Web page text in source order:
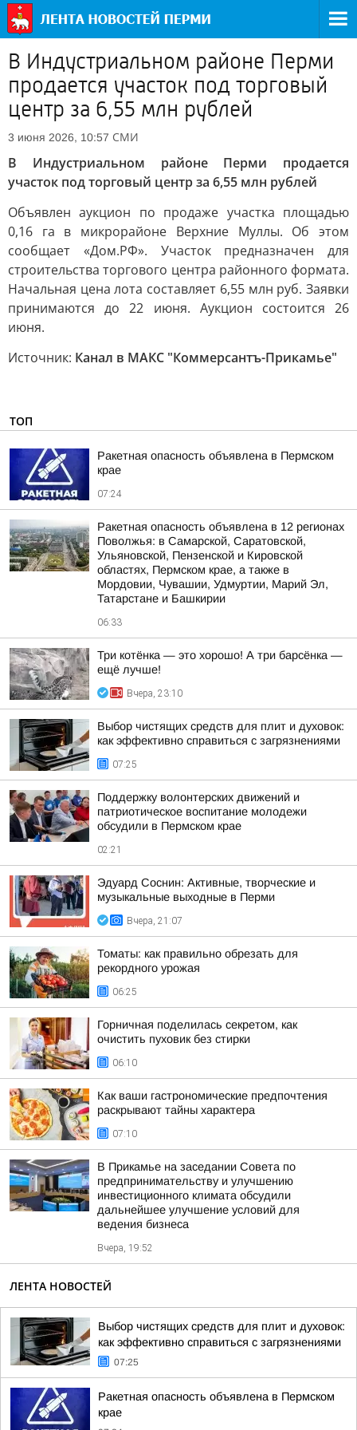
В Индустриальном районе Перми
продается участок под торговый
центр за 6,55 млн рублей
3 июня 2026, 10:57 СМИ
В Индустриальном районе Перми продается
участок под торговый центр за 6,55 млн рублей
Объявлен аукцион по продаже участка площадью
0,16 га в микрорайоне Верхние Муллы. Об этом
сообщает «Дом.РФ». Участок предназначен для
строительства торгового центра районного формата.
Начальная цена лота составляет 6,55 млн руб. Заявки
принимаются до 22 июня. Аукцион состоится 26
июня.
Источник: Канал в МАКС "Коммерсантъ-Прикамье"
ТОП
Ракетная опасность объявлена в Пермском
крае
07:24
Ракетная опасность объявлена в 12 регионах
Поволжья: в Самарской, Саратовской,
Ульяновской, Пензенской и Кировской
областях, Пермском крае, а также в
Мордовии, Чувашии, Удмуртии, Марий Эл,
Татарстане и Башкирии
06:33
Три котёнка — это хорошо! А три барсёнка —
ещё лучше!
Вчера, 23:10
Выбор чистящих средств для плит и духовок:
как эффективно справиться с загрязнениями
07:25
Поддержку волонтерских движений и
патриотическое воспитание молодежи
обсудили в Пермском крае
02:21
Эдуард Соснин: Активные, творческие и
музыкальные выходные в Перми
Вчера, 21:07
Томаты: как правильно обрезать для
рекордного урожая
06:25
Горничная поделилась секретом, как
очистить пуховик без стирки
06:10
Как ваши гастрономические предпочтения
раскрывают тайны характера
07:10
В Прикамье на заседании Совета по
предпринимательству и улучшению
инвестиционного климата обсудили
дальнейшее улучшение условий для
ведения бизнеса
Вчера, 19:52
ЛЕНТА НОВОСТЕЙ
Выбор чистящих средств для плит и духовок:
как эффективно справиться с загрязнениями
07:25
Ракетная опасность объявлена в Пермском
крае